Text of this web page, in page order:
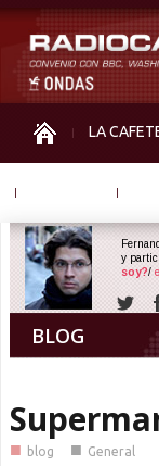
LA
BLOG
y
soy?/
■ blog ■ General